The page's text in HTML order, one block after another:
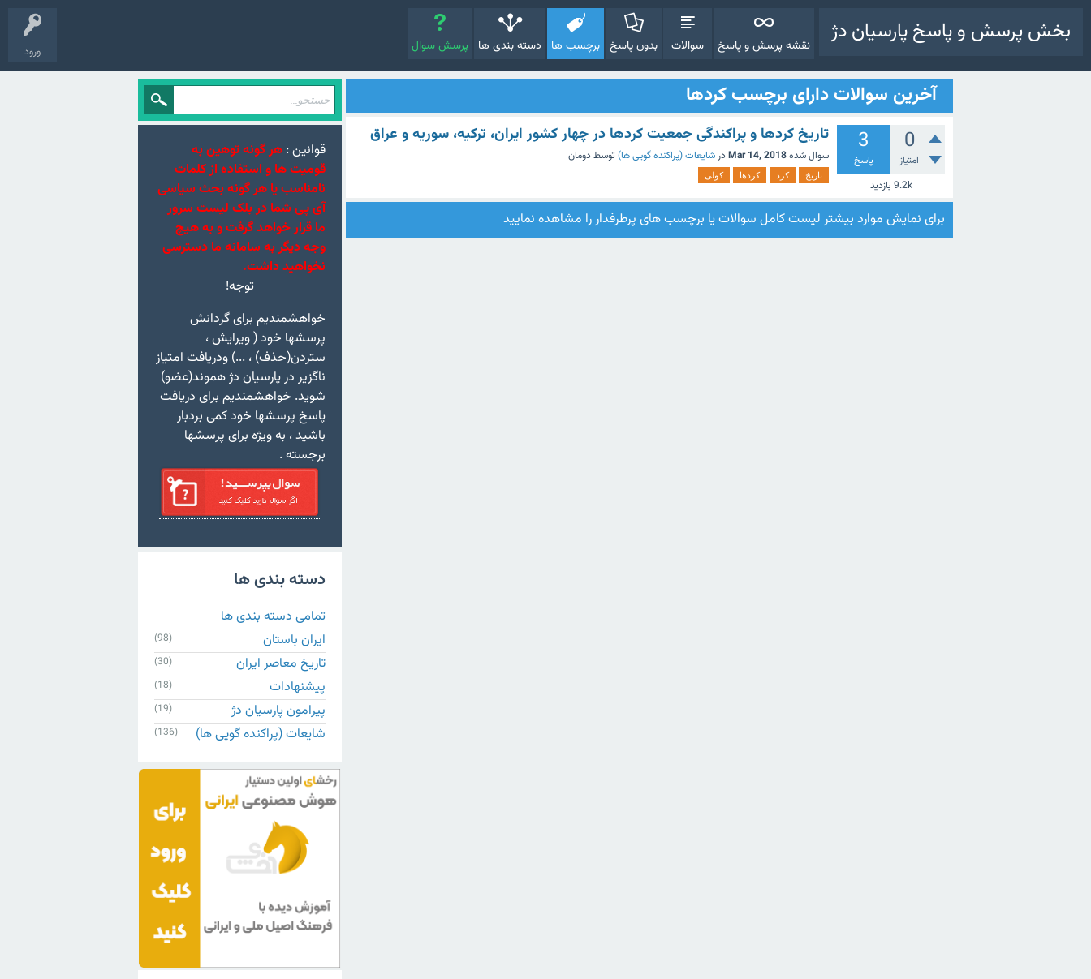
ورود
بخش پرسش و پاسخ پارسیان دژ نقشه پرسش و پاسخ سوالات بدون پاسخ برچسب ها دسته بندی ها پرسش سوال
آخرین سوالات دارای برچسب کردها
0
امتیاز
3
پاسخ
9.2k بازدید
تاریخ کردها و پراکندگی جمعیت کردها در چهار کشور ایران، ترکیه، سوریه و عراق
سوال شدهMar 14, 2018 در شایعات (پراکنده گویی ها) توسط دومان
تاریخ کرد کردها کولی
برای نمایش موارد بیشتر لیست کامل سوالاتیا برچسب های پرطرفداررا مشاهده نمایید
قوانین : هر گونه توهین به
قومیت ها و استفاده از کلمات
نامناسب یا هر گونه بحث سیاسی
آی پی شما در بلک لیست سرور
ما قرار خواهد گرفت و به هیچ
وجه دیگر به سامانه ما دسترسی
نخواهید داشت.
توجه!
خواهشمندیم برای گردانش
پرسشها خود ( ویرایش ،
ستردن(حذف) ، ...) ودریافت امتیاز
ناگزیر در پارسیان دژ هموند(عضو)
شوید. خواهشمندیم برای دریافت
پاسخ پرسشها خود کمی بردبار
باشید ، به ویژه برای پرسشها
برجسته .
دسته بندی ها
تمامی دسته بندی ها
ایران باستان
(98)
تاریخ معاصر ایران (30)
پیشنهادات (18)
پیرامون پارسیان دژ (19)
شایعات (پراکنده گویی ها) (136)